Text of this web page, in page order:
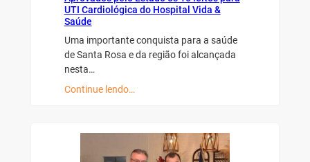
UTI Cardiológica do Hospital Vida &
Saúde
Uma importante conquista para a saúde
de Santa Rosa e da região foi alcançada
nesta…
Continue lendo…